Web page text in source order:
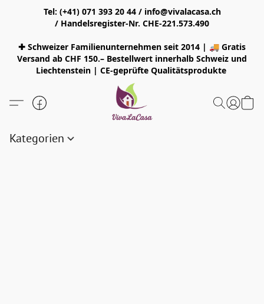
Tel: (+41) 071 393 20 44 / info@vivalacasa.ch
/ Handelsregister-Nr. CHE-221.573.490
✚ Schweizer Familienunternehmen seit 2014 | 🚚 Gratis
Versand ab CHF 150.– Bestellwert innerhalb Schweiz und
Liechtenstein | CE-geprüfte Qualitätsprodukte
Kategorien